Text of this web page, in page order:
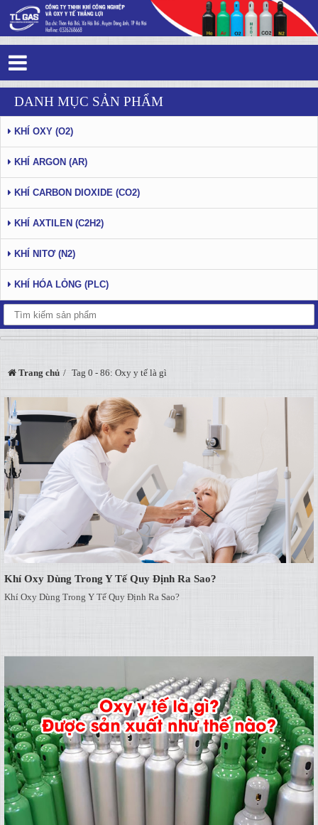
Tag 0 - 86: Oxy y tế là gì
DANH MỤC SẢN PHẨM
KHÍ OXY (O2)
KHÍ ARGON (AR)
KHÍ CARBON DIOXIDE (CO2)
KHÍ AXTILEN (C2H2)
KHÍ NITƠ (N2)
KHÍ HÓA LỎNG (PLC)
Trang chủ Tag 0 - 86: Oxy y tế là gì
Khí Oxy Dùng Trong Y Tế Quy Định Ra Sao?
Khí Oxy Dùng Trong Y Tế Quy Định Ra Sao?